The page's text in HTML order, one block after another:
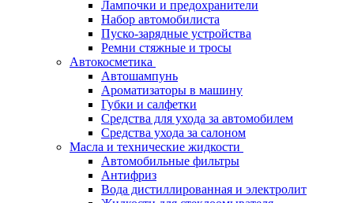
Лампочки и предохранители
Набор автомобилиста
Пуско-зарядные устройства
Ремни стяжные и тросы
Автокосметика
Автошампунь
Ароматизаторы в машину
Губки и салфетки
Средства для ухода за автомобилем
Средства ухода за салоном
Масла и технические жидкости
Автомобильные фильтры
Антифриз
Вода дистиллированная и электролит